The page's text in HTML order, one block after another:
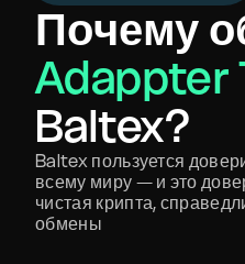
Почему
Adappter
Baltex?
Baltex пользуется
всему миру — и это
чистая крипта,
обмены